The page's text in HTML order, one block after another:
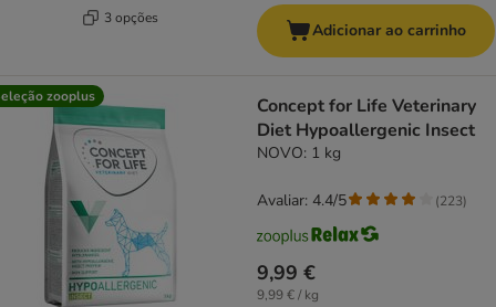
3 opções
Adicionar ao carrinho
zooplus
Concept for Life Veterinary
Diet Hypoallergenic Insect
NOVO: 1 kg
9,99 €
9,99 € / kg
Avaliar: 4.4/5 (223)